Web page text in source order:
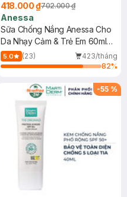
418.000 ₫702.000 ₫
Anessa
Sữa Chống Nắng Anessa Cho
Da Nhạy Cảm & Trẻ Em 60ml
(Mới)
5.0 (23)
423/tháng
82%
-55 %